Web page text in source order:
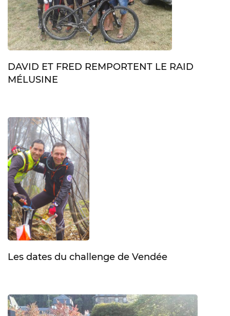
DAVID ET FRED REMPORTENT LE RAID
MÉLUSINE
Les dates du challenge de Vendée